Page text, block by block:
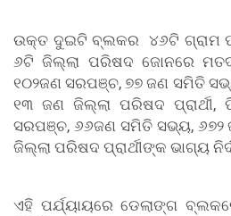
ଉକ୍ତ ଦୁଇଟି ବ୍ଲକର ୪୬ଟି ଗ୍ରାମ
୬ଟି ଜିଲ୍ଲା ପରିଷଦ ଜୋନରେ
୧୦୨ଜଣ ସରପଞ୍ଚ, ୭୭ ଜଣ ସମିତି
୧୩ ଜଣ ଜିଲ୍ଲା ପରିଷଦ
ସରପଞ୍ଚ, ୬୬ଜଣ ସମିତି ସଭ୍ୟ, ୬୭୨
ଜିଲ୍ଲା ପରିଷଦ ପ୍ରାର୍ଥୀଙ୍କ ଭାଗ୍ୟ
ଏହି ପର୍ଯ୍ୟାୟରେ ଡେଲାଙ୍ଗ